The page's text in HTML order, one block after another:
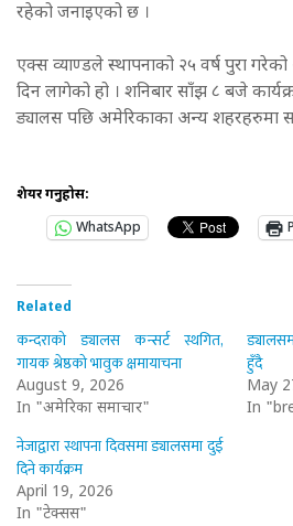
रहेको जनाइएको छ ।
एक्स व्याण्डले स्थापनाको २५ वर्ष पुरा
दिन लागेको हो । शनिबार साँझ ८ बजे
ड्यालस पछि अमेरिकाका अन्य शहरहरुमा
शेयर गर्नुहोस:
WhatsApp
Related
कन्दराको ड्यालस कन्सर्ट स्थगित,
गायक श्रेष्ठको भावुक क्षमायाचना
August 9, 2026
In "अमेरिका समाचार"
हुँदै
May
In
नेजाद्वारा स्थापना दिवसमा ड्यालसमा दुई
दिने कार्यक्रम
April 19, 2026
In "टेक्सस"